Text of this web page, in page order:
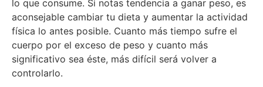
lo que consume. Si notas tendencia a ganar peso, es
aconsejable cambiar tu dieta y aumentar la actividad
física lo antes posible. Cuanto más tiempo sufre el
cuerpo por el exceso de peso y cuanto más
significativo sea éste, más difícil será volver a
controlarlo.